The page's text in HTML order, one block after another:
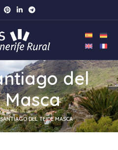
del
Masca
DEL TEIDE MASCA